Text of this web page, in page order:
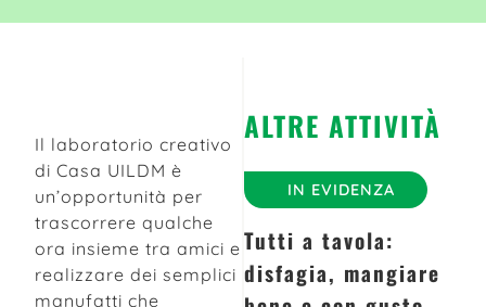
Il laboratorio creativo
di Casa UILDM è
un’opportunità per
trascorrere qualche
ora insieme tra amici e
realizzare dei semplici
manufatti che
ALTRE ATTIVITÀ
IN EVIDENZA
Tutti a tavola:
disfagia, mangiare